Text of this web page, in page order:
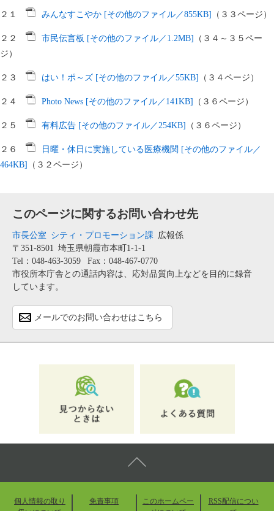
２１ みんなすこやか [その他のファイル／855KB] （３３ページ）
２２ 市民伝言板 [その他のファイル／1.2MB]
（３４～３５ペー
ジ）
２３ はい！ポ～ズ [その他のファイル／55KB] （３４ページ）
２４ Photo News [その他のファイル／141KB] （３６ページ）
２５ 有料広告 [その他のファイル／254KB] （３６ページ）
２６
日曜・休日に実施している医療機関 [その他のファイル／
464KB]
（３２ページ）
このページに関するお問い合わせ先
市長公室 シティ・プロモーション課 広報係
〒351-8501 埼玉県朝霞市本町1-1-1
Tel：048-463-3059
Fax：048-467-0770
市役所本庁舎との通話内容は、応対品質向上などを目的に録音
しています。
メールでのお問い合わせはこちら
個人情報の取り
免責事項
このホームペー
RSS配信につい